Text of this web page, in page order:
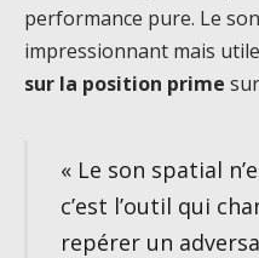
performance pure. Le
impressionnant mais
sur la position prime
« Le son spatial
c’est l’outil qui
repérer un